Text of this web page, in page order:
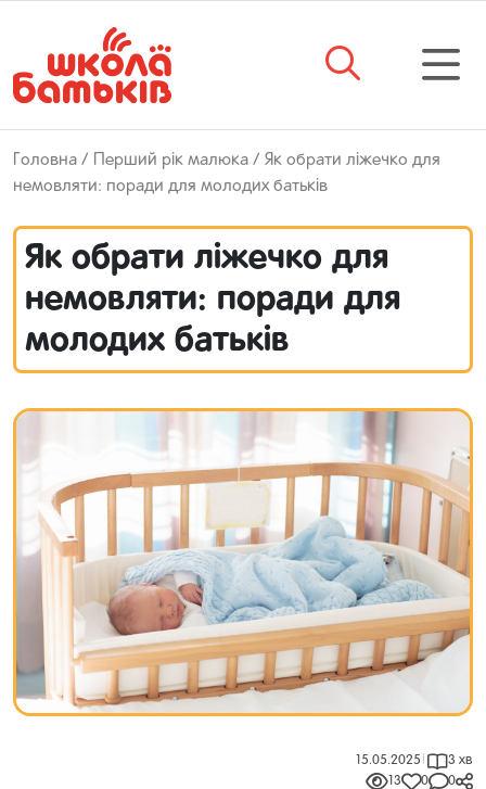
Головна / Перший рік малюка / Як обрати ліжечко для
немовляти: поради для молодих батьків
Як обрати ліжечко для
немовляти: поради для
молодих батьків
15.05.2025 |
3 хв
13
0 0